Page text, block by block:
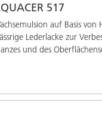
517
auf Basis von
Lederlacke zur
und des